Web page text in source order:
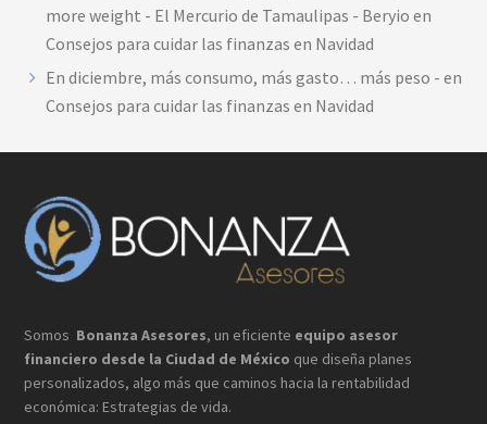
more weight - El Mercurio de Tamaulipas - Beryio en
Consejos para cuidar las finanzas en Navidad
En diciembre, más consumo, más gasto… más peso - en
Consejos para cuidar las finanzas en Navidad
Footer
Somos Bonanza Asesores, un eficiente equipo asesor
financiero desde la Ciudad de México que diseña planes
personalizados, algo más que caminos hacia la rentabilidad
económica: Estrategias de vida.